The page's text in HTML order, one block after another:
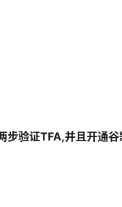
步验证TFA,并且开通谷